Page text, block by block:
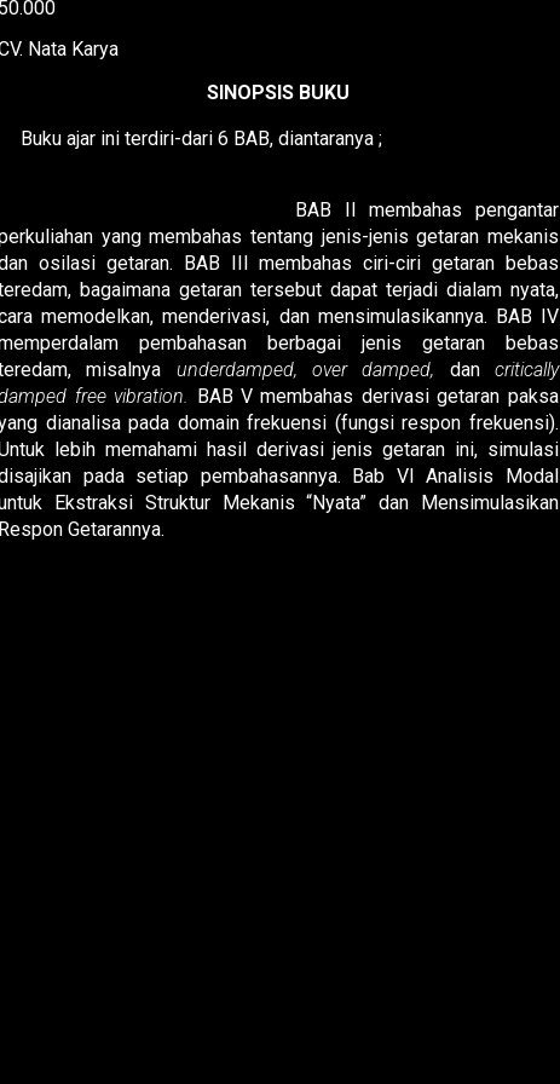
50.000
Nata Karya
SINOPSIS BUKU
Buku ajar ini terdiri-dari 6 BAB, diantaranya ;
BAB II membahas pengantar
yang membahas tentang jenis-jenis getaran mekanis
osilasi getaran. BAB III membahas ciri-ciri getaran bebas
bagaimana getaran tersebut dapat terjadi dialam nyata,
memodelkan, menderivasi, dan mensimulasikannya. BAB IV
pembahasan berbagai jenis getaran bebas
misalnya underdamped, over damped, dan critically
free vibration. BAB V membahas derivasi getaran paksa
dianalisa pada domain frekuensi (fungsi respon frekuensi).
lebih memahami hasil derivasi jenis getaran ini, simulasi
pada setiap pembahasannya. Bab VI Analisis Modal
Ekstraksi Struktur Mekanis “Nyata” dan Mensimulasikan
Respon Getarannya.